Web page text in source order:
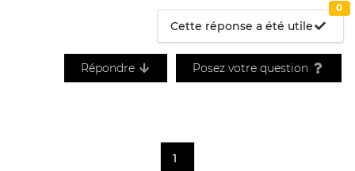
Cette réponse a été utile
0
Répondre Posez votre question
1